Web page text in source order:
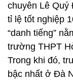
chuyên Lê Quý
tỉ lệ tốt nghiệp
“danh tiếng”
trường THPT
Trong khi đó,
bậc nhất ở Đà